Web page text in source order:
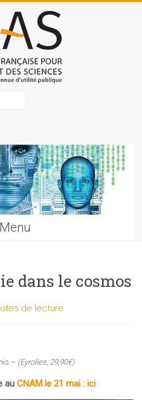
Menu
dans le cosmos
de lecture
– (Eyrolles, 29,90€)
auCNAM le 21 mai : ici